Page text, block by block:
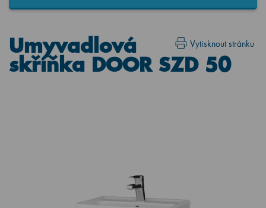
Vytisknout stránku
Umyvadlová
skříňka DOOR SZD 50